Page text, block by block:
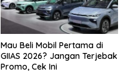
Mau Beli Mobil Pertama di
GIIAS 2026? Jangan Terjebak
Promo, Cek Ini